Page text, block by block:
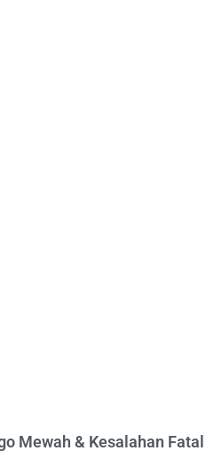
Mewah & Kesalahan Fatal